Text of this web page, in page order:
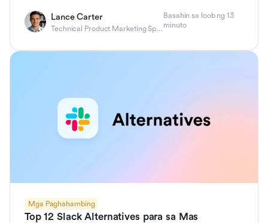
Lance Carter
Technical Product Marketing Specialist
Basahin sa loob ng 13
minuto
Mga Paghahambing
Top 12 Slack Alternatives para sa Mas